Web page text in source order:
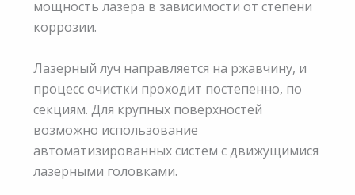
мощность лазера в зависимости от степени
коррозии.
Лазерный луч направляется на ржавчину, и
процесс очистки проходит постепенно, по
секциям. Для крупных поверхностей
возможно использование
автоматизированных систем с движущимися
лазерными головками.